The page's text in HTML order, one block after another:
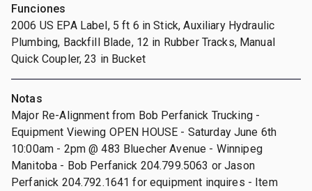
Funciones
2006 US EPA Label, 5 ft 6 in Stick, Auxiliary Hydraulic
Plumbing, Backfill Blade, 12 in Rubber Tracks, Manual
Quick Coupler, 23 in Bucket
Notas
Major Re-Alignment from Bob Perfanick Trucking -
Equipment Viewing OPEN HOUSE - Saturday June 6th
10:00am - 2pm @ 483 Bluecher Avenue - Winnipeg
Manitoba - Bob Perfanick 204.799.5063 or Jason
Perfanick 204.792.1641 for equipment inquires - Item